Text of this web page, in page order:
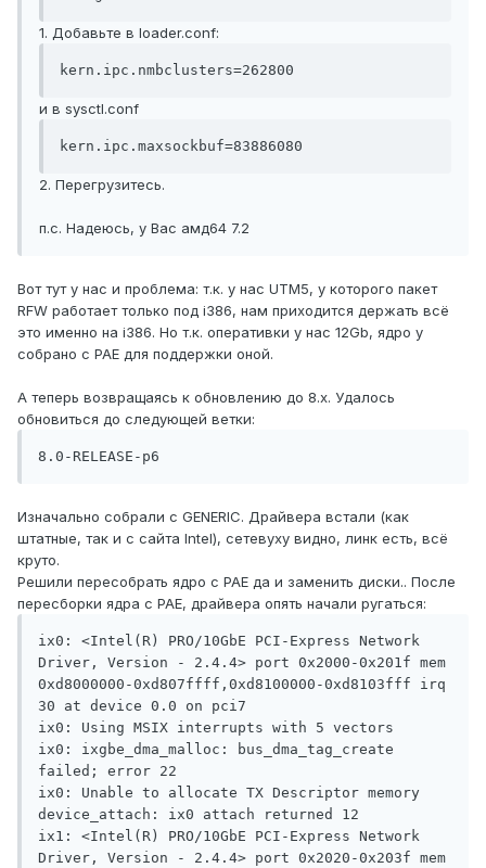
1. Добавьте в loader.conf:
kern.ipc.nmbclusters=262800
и в sysctl.conf
kern.ipc.maxsockbuf=83886080
2. Перегрузитесь.
п.с. Надеюсь, у Вас амд64 7.2
Вот тут у нас и проблема: т.к. у нас UTM5, у которого пакет
RFW работает только под i386, нам приходится держать всё
это именно на i386. Но т.к. оперативки у нас 12Gb, ядро у
собрано с PAE для поддержки оной.
А теперь возвращаясь к обновлению до 8.x. Удалось
обновиться до следующей ветки:
Изначально собрали с GENERIC. Драйвера встали (как
штатные, так и с сайта Intel), сетевуху видно, линк есть, всё
круто.
Решили пересобрать ядро с PAE да и заменить диски.. После
пересборки ядра с PAE, драйвера опять начали ругаться:
ix0: <Intel(R) PRO/10GbE PCI-Express Network
Driver, Version - 2.4.4> port 0x2000-0x201f mem
0xd8000000-0xd807ffff,0xd8100000-0xd8103fff irq
30 at device 0.0 on pci7
ix0: Using MSIX interrupts with 5 vectors
ix0: ixgbe_dma_malloc: bus_dma_tag_create
failed; error 22
ix0: Unable to allocate TX Descriptor memory
device_attach: ix0 attach returned 12
ix1: <Intel(R) PRO/10GbE PCI-Express Network
Driver, Version - 2.4.4> port 0x2020-0x203f mem